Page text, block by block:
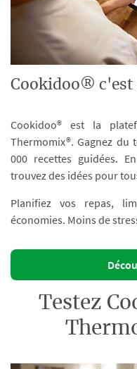
Cookidoo® c'est
Cookidoo® est la
Thermomix®. Gagnez du
000 recettes guidées.
trouvez des idées pour
Planifiez vos repas,
économies. Moins de
Testez